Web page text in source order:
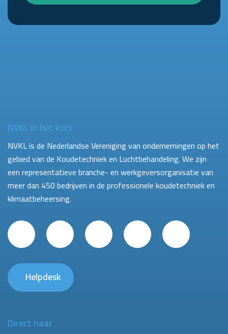
NVKL in het kort
NVKL is de Nederlandse Vereniging van ondernemingen op het
gebied van de Koudetechniek en Luchtbehandeling. We zijn
een representatieve branche- en werkgeversorganisatie van
meer dan 450 bedrijven in de professionele koudetechniek en
klimaatbeheersing.
Helpdesk
Direct naar